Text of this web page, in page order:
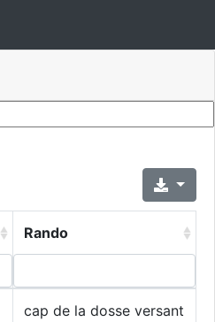
Rando
cap de la dosse versant